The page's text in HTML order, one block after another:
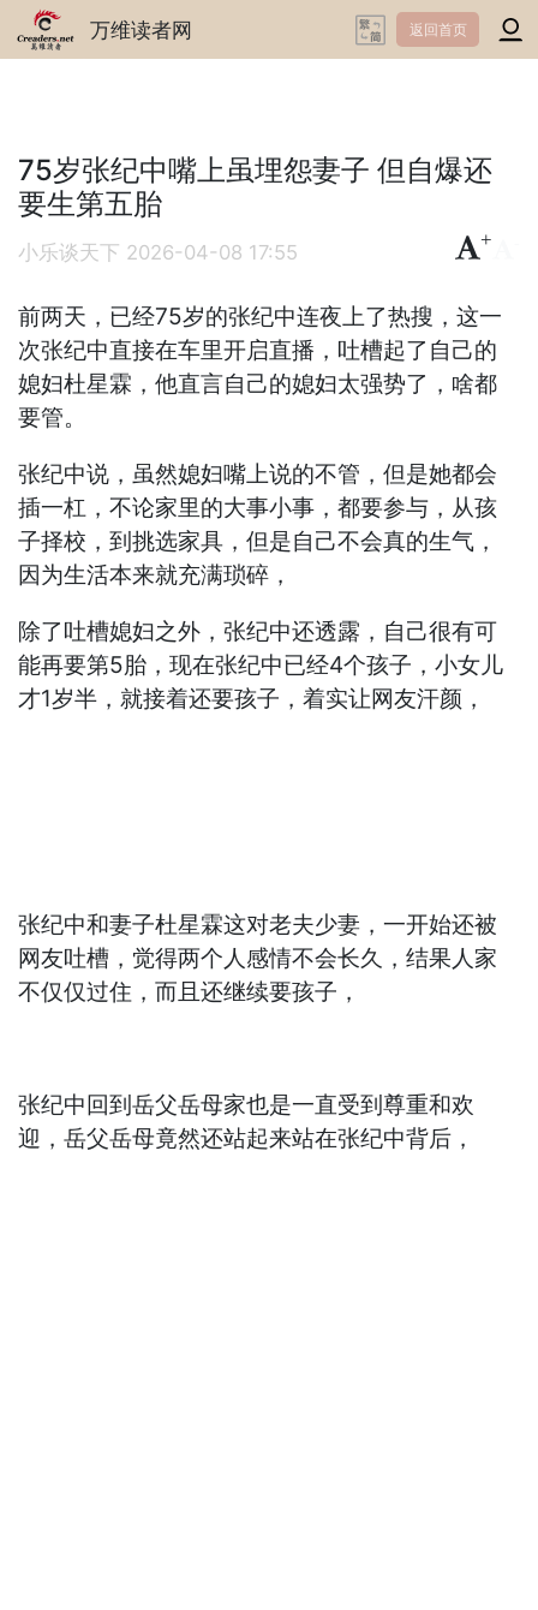
万维读者网 返回首页
75岁张纪中嘴上虽埋怨妻子 但自爆还
要生第五胎
小乐谈天下 2026-04-08 17:55
+
前两天，已经75岁的张纪中连夜上了热搜，这一
次张纪中直接在车里开启直播，吐槽起了自己的
媳妇杜星霖，他直言自己的媳妇太强势了，啥都
要管。
张纪中说，虽然媳妇嘴上说的不管，但是她都会
插一杠，不论家里的大事小事，都要参与，从孩
子择校，到挑选家具，但是自己不会真的生气，
因为生活本来就充满琐碎，
除了吐槽媳妇之外，张纪中还透露，自己很有可
能再要第5胎，现在张纪中已经4个孩子，小女儿
才1岁半，就接着还要孩子，着实让网友汗颜，
张纪中和妻子杜星霖这对老夫少妻，一开始还被
网友吐槽，觉得两个人感情不会长久，结果人家
不仅仅过住，而且还继续要孩子，
张纪中回到岳父岳母家也是一直受到尊重和欢
迎，岳父岳母竟然还站起来站在张纪中背后，